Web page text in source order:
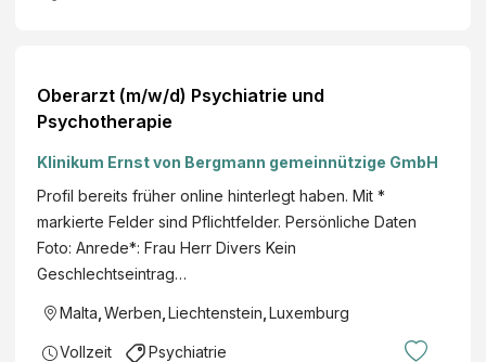
Oberarzt (m/w/d) Psychiatrie und
Psychotherapie
Klinikum Ernst von Bergmann gemeinnützige GmbH
Profil bereits früher online hinterlegt haben. Mit *
markierte Felder sind Pflichtfelder. Persönliche Daten
Foto: Anrede*: Frau Herr Divers Kein
Geschlechtseintrag…
Malta Werben Liechtenstein Luxemburg
Vollzeit Psychiatrie